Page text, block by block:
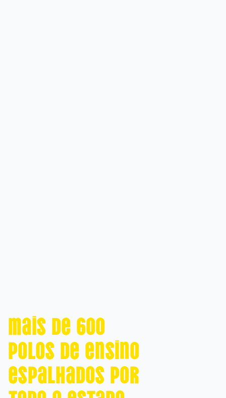
Mais de 600
polos de ensino
espalhados por